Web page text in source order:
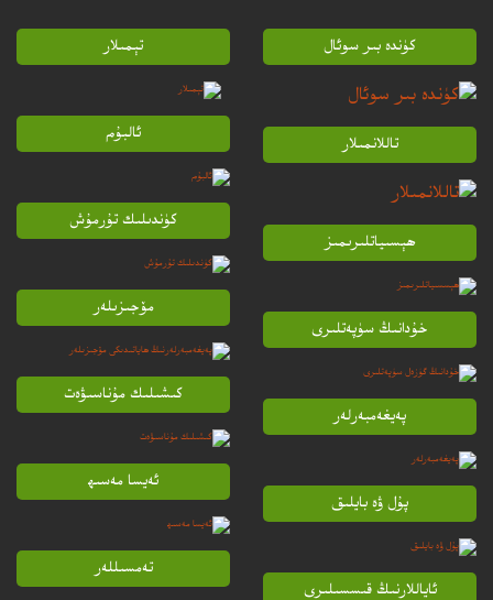
كۈندە بىر سوئال
تاللانمىلار
ھېسىياتلىرىمىز
خۇدانىڭ سۈپەتلىرى
پەيغەمبەرلەر
پۇل ۋە بايلىق
ئاياللارنىڭ قىسسىلىرى
تېمىلار
ئالبۇم
كۈندىلىك تۇرمۇش
مۆجىزىلەر
كىشىلىك مۇناسىۋەت
ئەيسا مەسىھ
تەمسىللەر